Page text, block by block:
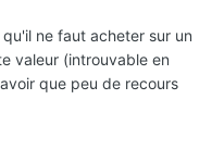
ne faut acheter sur un
valeur (introuvable en
que peu de recours